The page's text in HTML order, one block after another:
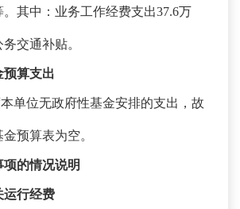
其中：业务工作经费支出37.6万
交通补贴。
预算支出
本单位无政府性基金安排的支出，故
预算表为空。
的情况说明
运行经费